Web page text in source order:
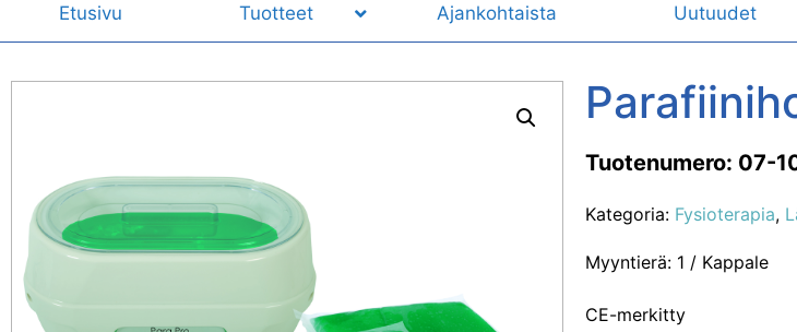
Etusivu Tuotteet Ajankohtaista Uutuudet
Tuotenumero: 07-
Kategoria: Fysioterapia,
Myyntierä: 1 / Kappale
CE-merkitty